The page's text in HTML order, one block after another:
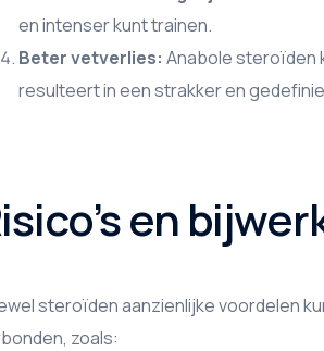
en intenser kunt trainen.
Beter vetverlies: Anabole steroïden
resulteert in een strakker en
en
steroïden aanzienlijke voordelen
zoals: